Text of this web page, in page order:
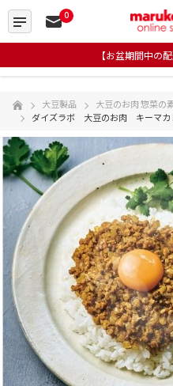
0
【お盆期間中の
大豆製品
大豆のお肉 惣菜の
ダイズラボ 大豆のお肉 キーマ